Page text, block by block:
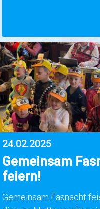
24.02.2025
Gemeinsam
feiern!
Gemeinsam Fasnacht